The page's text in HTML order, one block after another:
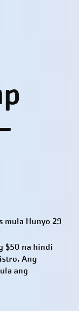
mula Hunyo 29
$50 na hindi
Ang
ang